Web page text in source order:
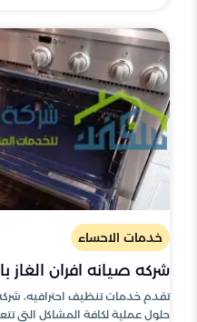
خدمات الاحساء
شركه صيانه افران الغاز
تقدم خدمات تنظيف احترافيه، شركه
حلول عملية لكافة المشاكل التي